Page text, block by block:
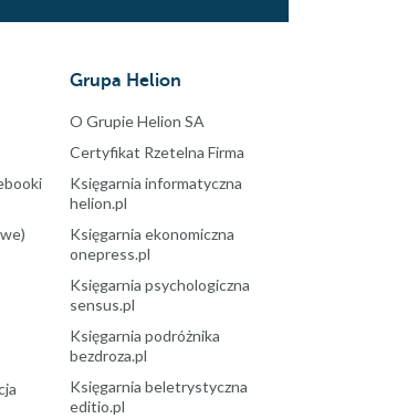
Grupa Helion
O Grupie Helion SA
Certyfikat Rzetelna Firma
Księgarnia informatyczna
helion.pl
Księgarnia ekonomiczna
onepress.pl
Księgarnia psychologiczna
sensus.pl
Księgarnia podróżnika
bezdroza.pl
Księgarnia beletrystyczna
editio.pl